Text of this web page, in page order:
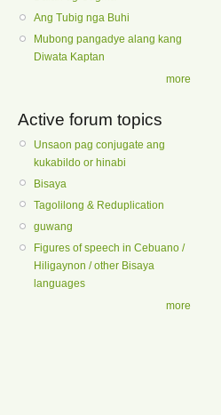
Ang Tubig nga Buhi
Mubong pangadye alang kang
Diwata Kaptan
more
Active forum topics
Unsaon pag conjugate ang
kukabildo or hinabi
Bisaya
Tagolilong & Reduplication
guwang
Figures of speech in Cebuano /
Hiligaynon / other Bisaya
languages
more